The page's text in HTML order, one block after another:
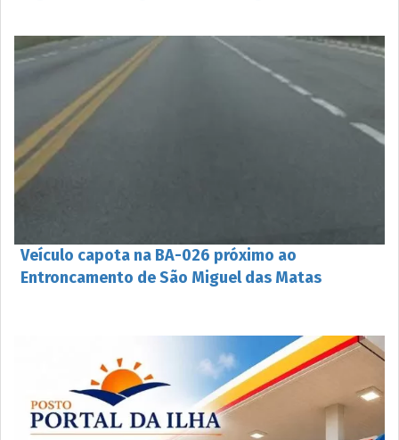
Veículo capota na BA-026 próximo ao
Entroncamento de São Miguel das Matas